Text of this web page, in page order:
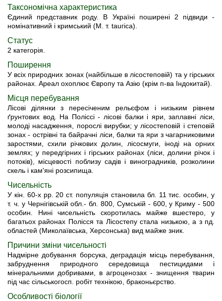
Таксономічна характеристика
Єдиний представник роду. В Україні поширені 2 підвиди -
номінативний і кримський (М. т. tauгіса).
Статус
2 категорія.
Поширення
У всіх природних зонах (найбільше в лісостеповій) та у гірських
районах. Ареал охоплює Європу та Азію (крім п-ва Iндокитай).
Місця перебування
Лісові ділянки з пересіченим рельєфом і низьким рівнем
ґрунтових вод. На Поліссі - лісові балки і яри, заплавні ліси,
молоді насадження, порослі вирубки; у лісостеповій і степовій
зонах - острівні та байрачні ліси, балки та яри з чагарниковими
заростями, схили річкових долин, лісосмуги, іноді на орних
землях; у передгірних і гірських районах (ліси, долини річок і
потоків), місцевості поблизу садів і виноградників, розколини
скель і кам'яні розсипища.
Чисельність
У кін. 60-х рр. 20 ст. популяція становила бл. 11 тис. особин, у
т. ч. у Чернігівській обл.- бл. 800, Сумській - 600, у Криму - 500
особин. Нині чисельність скоротилась майже вшестеро, у
багатьох районах Полісся та Лісостепу стала низькою, а з пд.
областей (Миколаївська, Херсонська) вид майже зник.
Причини зміни чисельності
Надмірне добування борсука, деградація місць перебування,
забруднення природного середовища пестицидами і
мінеральними добривами, в агроценозах - знищення тварин
під час сільськогосп. робіт технікою, браконьєрство.
Особливості біології